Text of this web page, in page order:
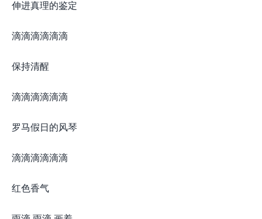
伸进真理的鉴定
滴滴滴滴滴滴
保持清醒
滴滴滴滴滴滴
罗马假日的风琴
滴滴滴滴滴滴
红色香气